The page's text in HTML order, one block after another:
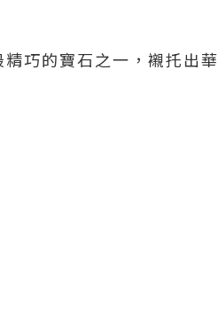
巧的寶石之一，襯托出華